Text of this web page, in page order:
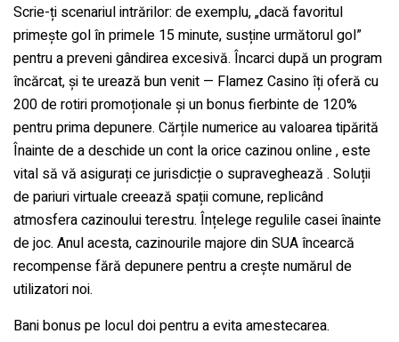
Scrie-ți scenariul intrărilor: de exemplu, „dacă favoritul
primește gol în primele 15 minute, susține următorul gol”
pentru a preveni gândirea excesivă. Încarci după un program
încărcat, și te urează bun venit — Flamez Casino îți oferă cu
200 de rotiri promoționale și un bonus fierbinte de 120%
pentru prima depunere. Cărțile numerice au valoarea tipărită
Înainte de a deschide un cont la orice cazinou online , este
vital să vă asigurați ce jurisdicție o supraveghează . Soluții
de pariuri virtuale creează spații comune, replicând
atmosfera cazinoului terestru. Înțelege regulile casei înainte
de joc. Anul acesta, cazinourile majore din SUA încearcă
recompense fără depunere pentru a crește numărul de
utilizatori noi.
Bani bonus pe locul doi pentru a evita amestecarea.